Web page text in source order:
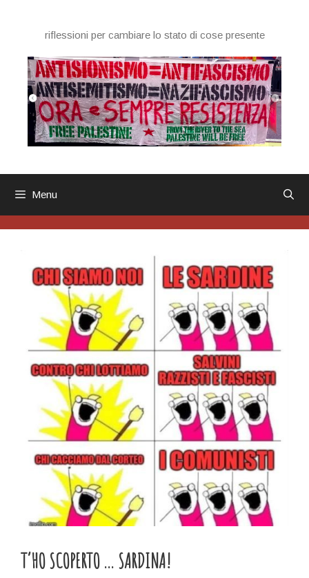
contenutoriflessioni per cambiare lo stato di cose presente
Menu
T’HO SCOPERTO … SARDINA!